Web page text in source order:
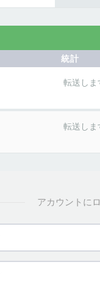
統計
転送しま
転送しま
アカウントに